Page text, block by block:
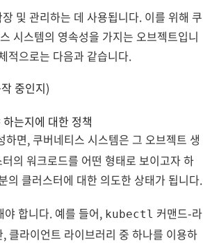
및 관리하는 데 사용됩니다. 이를 위해 쿠
시스템의 영속성을 가지는 오브젝트입니
적으로는 다음과 같습니다.
중인지)
는지에 대한 정책
하면, 쿠버네티스 시스템은 그 오브젝트 생
의 워크로드를 어떤 형태로 보이고자 하
의 클러스터에 대한 의도한 상태가 됩니다.
합니다. 예를 들어, kubectl 커맨드-라
클라이언트 라이브러리 중 하나를 이용하